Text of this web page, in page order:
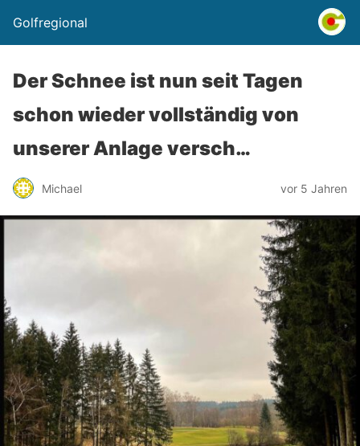
Golfregional
Der Schnee ist nun seit Tagen
schon wieder vollständig von
unserer Anlage versch…
Michael vor 5 Jahren